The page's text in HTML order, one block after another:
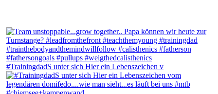
#TrainingdadS unter sich Hier ein Lebenszeichen v